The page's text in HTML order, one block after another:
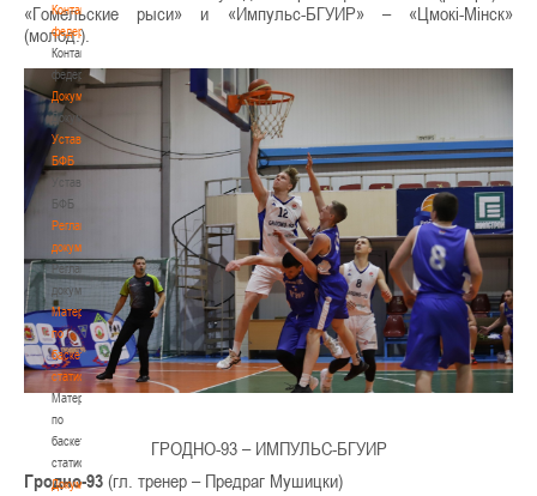
Контакты
федерации
Контакты
федерации
Документы
Документы
Устав
БФБ
Устав
БФБ
Регламентирующие
документы
Регламентирующие
документы
Материалы
по
баскетбольной
статистике
Материалы
по
баскетбольной
статистике
Документы
«Гомельские рыси» и «Импульс-БГУИР» – «Цмокі-Мінск»
(молод.).
ГРОДНО-93 – ИМПУЛЬС-БГУИР
Гродно-93 (гл. тренер – Предраг Мушицки)